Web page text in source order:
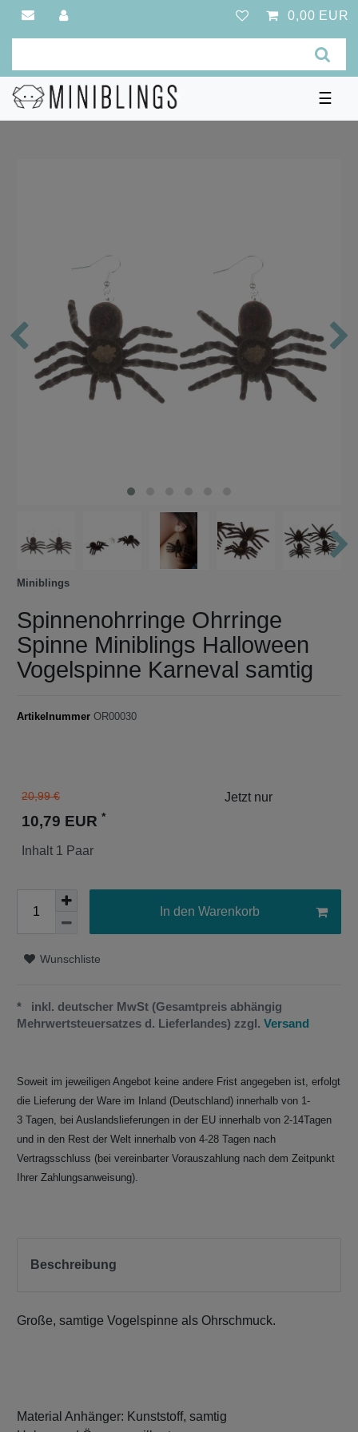
0,00 EUR
☰
Miniblings
Spinnenohrringe Ohrringe
Spinne Miniblings Halloween
Vogelspinne Karneval samtig
Artikelnummer OR00030
20,99 €
10,79 EUR *
Inhalt 1 Paar
In den Warenkorb
Wunschliste
* inkl. deutscher MwSt (Gesamtpreis abhängig
Mehrwertsteuersatzes d. Lieferlandes) zzgl. Versand
Soweit im jeweiligen Angebot keine andere Frist angegeben ist, erfolgt
die Lieferung der Ware im Inland (Deutschland) innerhalb von 1-
3 Tagen, bei Auslandslieferungen in der EU innerhalb von 2-14Tagen
und in den Rest der Welt innerhalb von 4-28 Tagen nach
Vertragsschluss (bei vereinbarter Vorauszahlung nach dem Zeitpunkt
Ihrer Zahlungsanweisung).
Beschreibung
Große, samtige Vogelspinne als Ohrschmuck.
Material Anhänger: Kunststoff, samtig